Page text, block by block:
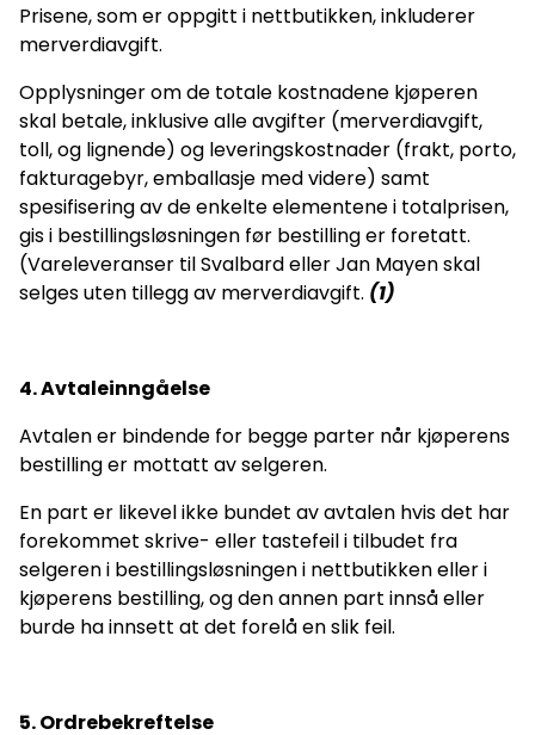
Prisene, som er oppgitt i nettbutikken, inkluderer
merverdiavgift.
Opplysninger om de totale kostnadene kjøperen
skal betale, inklusive alle avgifter (merverdiavgift,
toll, og lignende) og leveringskostnader (frakt, porto,
fakturagebyr, emballasje med videre) samt
spesifisering av de enkelte elementene i totalprisen,
gis i bestillingsløsningen før bestilling er foretatt.
(Vareleveranser til Svalbard eller Jan Mayen skal
selges uten tillegg av merverdiavgift. (1)
4. Avtaleinngåelse
Avtalen er bindende for begge parter når kjøperens
bestilling er mottatt av selgeren.
En part er likevel ikke bundet av avtalen hvis det har
forekommet skrive- eller tastefeil i tilbudet fra
selgeren i bestillingsløsningen i nettbutikken eller i
kjøperens bestilling, og den annen part innså eller
burde ha innsett at det forelå en slik feil.
5. Ordrebekreftelse